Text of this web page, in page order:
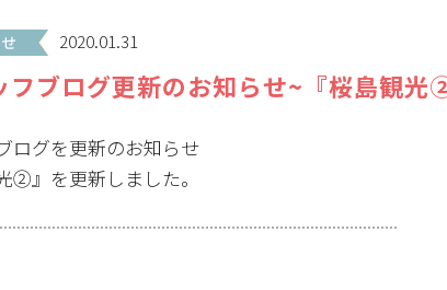
2020.01.31
フブログ更新のお知らせ~『桜島観光②
ログを更新のお知らせ
②』を更新しました。